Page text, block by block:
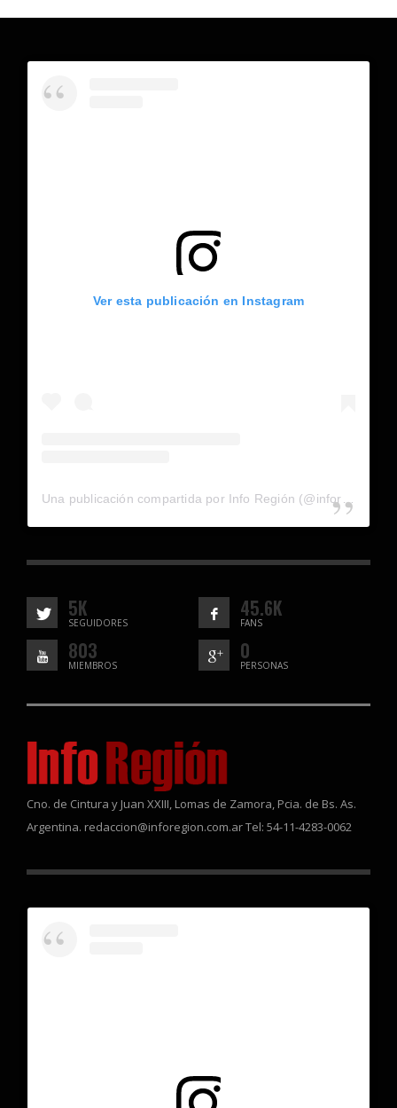
Ver esta publicación en Instagram
5K
SEGUIDORES
45.6K
FANS
803
MIEMBROS
0
PERSONAS
Cno. de Cintura y Juan XXIII, Lomas de Zamora, Pcia. de Bs. As.
Argentina. redaccion@inforegion.com.ar Tel: 54-11-4283-0062